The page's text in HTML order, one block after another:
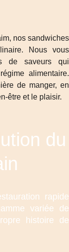
nos sandwiches
Nous vous
de saveurs qui
alimentaire.
de manger, en
être et le plaisir.
du
rapide
variée de
histoire de